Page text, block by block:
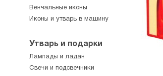
Венчальные иконы
Иконы и утварь в машину
Утварь и подарки
Лампады и ладан
Свечи и подсвечники